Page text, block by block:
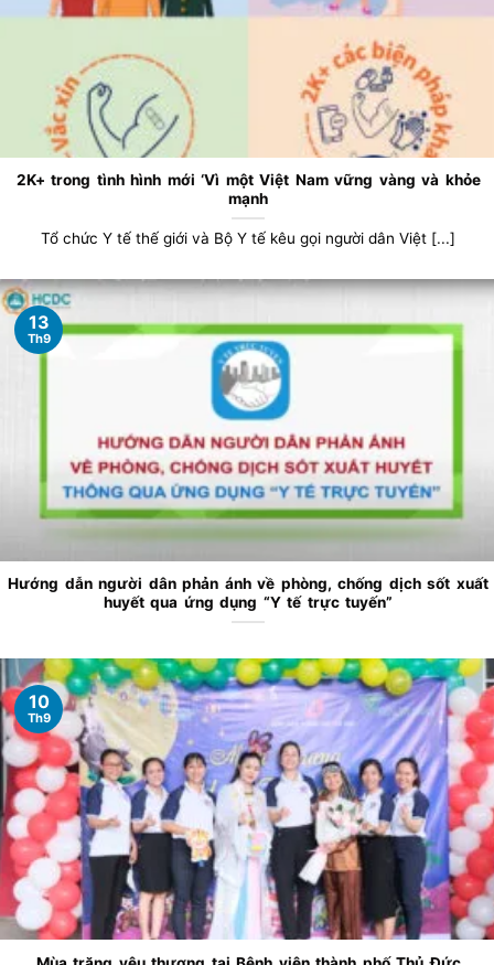
2K+ trong tình hình mới ‘Vì một Việt Nam vững vàng và khỏe
mạnh
Tổ chức Y tế thế giới và Bộ Y tế kêu gọi người dân Việt [...]
Hướng dẫn người dân phản ánh về phòng, chống dịch sốt xuất
huyết qua ứng dụng “Y tế trực tuyến”
13
Th9
10
Th9